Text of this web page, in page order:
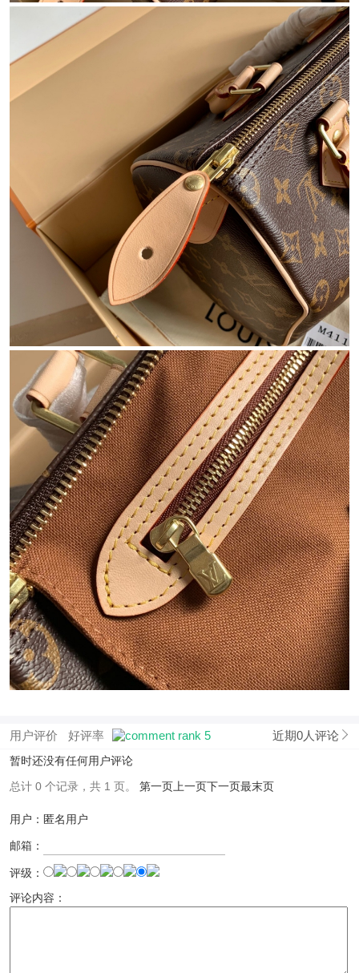
用户评价 好评率 近期0人评论
暂时还没有任何用户评论
总计 0 个记录，共 1 页。 第一页 上一页下一页最末页
用户：匿名用户
邮箱：
评级：
评论内容：